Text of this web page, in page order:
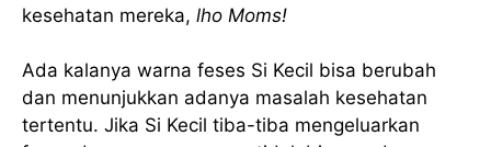
kesehatan mereka, lho Moms!
Ada kalanya warna feses Si Kecil bisa berubah
dan menunjukkan adanya masalah kesehatan
tertentu. Jika Si Kecil tiba-tiba mengeluarkan